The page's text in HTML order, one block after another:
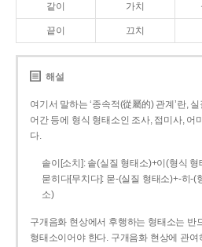
같이 가치
끝이 끄치
해설
여기서 말하는 ‘종속적(從屬的) 관계’란,
어간 등에 형식 형태소인 조사, 접미사, 어
다.
솥이[소치]: 솥(실질 형태소)+이(형식 형
묻히다[무치다]: 묻­-(실질 형태소)+­-히­-(
소)
구개음화 현상에서 후행하는 형태소는 반
형태소이어야 한다. 구개음화 현상에 관